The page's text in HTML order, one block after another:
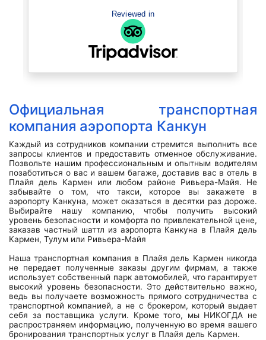
precautions with all our belongings as well as
our shoes etc. the driver was the best, we
talked with him the entire ride to Playa Del
Carmen, about 45 minutes. He talked about life
in the US and how that effected him with his
family etc. He was a proud man humble man.
later that week was just as nice, a young man,
again chatted with us about life and just very
endearing. Was very satisfied with the services
provided. Vehicles were clean and a nice ride.
Reviewed in
Официальная транспортная
компания аэропорта Канкун
Каждый из сотрудников компании стремится выполнить все
запросы клиентов и предоставить отменное обслуживание.
Позвольте нашим профессиональным и опытным водителям
позаботиться о вас и вашем багаже, доставив вас в отель в
Плайя дель Кармен или любом районе Ривьера-Майя. Не
забывайте о том, что такси, которое вы закажете в
аэропорту Канкуна, может оказаться в десятки раз дороже.
Выбирайте нашу компанию, чтобы получить высокий
уровень безопасности и комфорта по привлекательной цене,
заказав частный шаттл из аэропорта Канкуна в Плайя дель
Кармен, Тулум или Ривьера-Майя
Наша транспортная компания в Плайя дель Кармен никогда
не передает полученные заказы другим фирмам, а также
использует собственный парк автомобилей, что гарантирует
высокий уровень безопасности. Это действительно важно,
ведь вы получаете возможность прямого сотрудничества с
транспортной компанией, а не с брокером, который выдает
себя за поставщика услуги. Кроме того, мы НИКОГДА не
распространяем информацию, полученную во время вашего
бронирования транспортных услуг в Плайя дель Кармен.